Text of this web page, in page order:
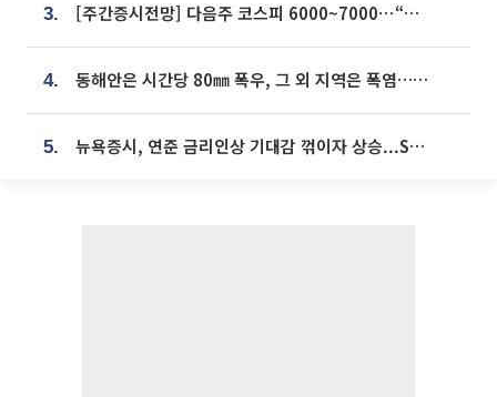
3. [주간증시전망] 다음주 코스피 6000~7000⋯“外人 수급은 정책이 변수”
4. 동해안은 시간당 80㎜ 폭우, 그 외 지역은 폭염…‘극과 극 날씨’
5. 뉴욕증시, 연준 금리인상 기대감 꺾이자 상승...S&P500 사상 최고치 [종합]